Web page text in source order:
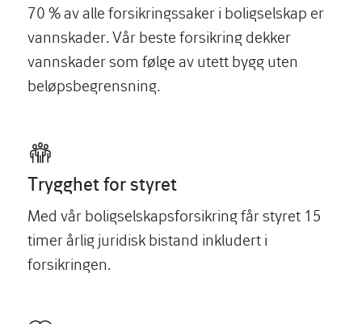
70 % av alle forsikringssaker i boligselskap er
vannskader. Vår beste forsikring dekker
vannskader som følge av utett bygg uten
beløpsbegrensning.
Trygghet for styret
Med vår boligselskapsforsikring får styret 15
timer årlig juridisk bistand inkludert i
forsikringen.